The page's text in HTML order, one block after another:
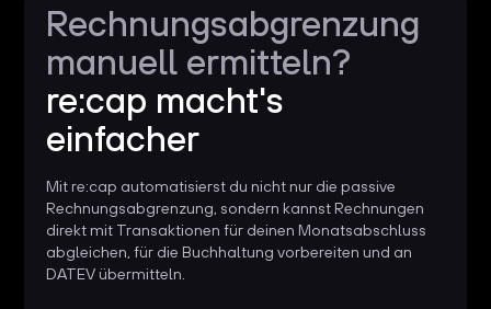
Rechnungsabgrenzung
manuell ermitteln?
re:cap macht's
einfacher
Mit re:cap automatisierst du nicht nur die passive
Rechnungsabgrenzung, sondern kannst Rechnungen
direkt mit Transaktionen für deinen Monatsabschluss
abgleichen, für die Buchhaltung vorbereiten und an
DATEV übermitteln.